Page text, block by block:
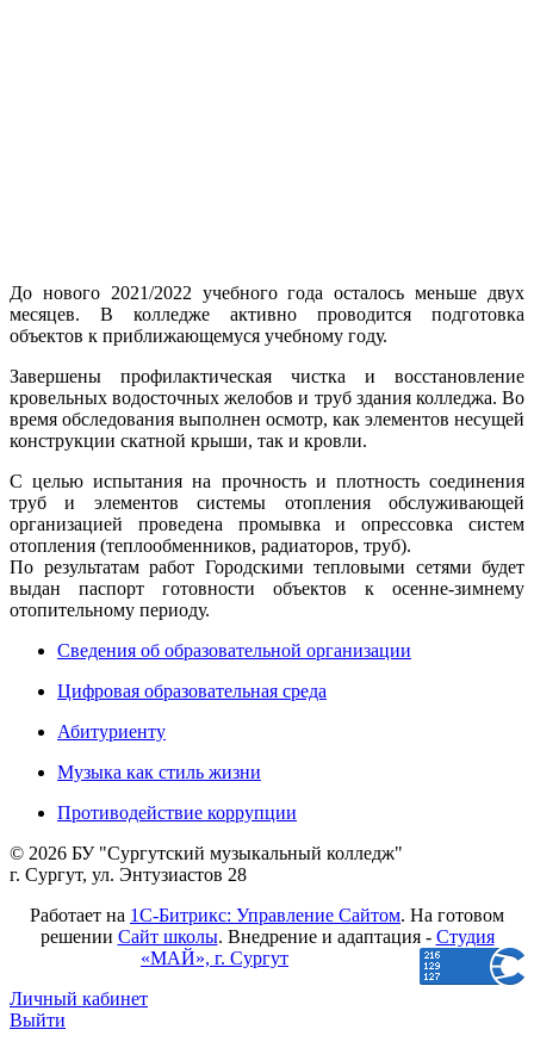
До нового 2021/2022 учебного года осталось меньше двух
месяцев. В колледже активно проводится подготовка
объектов к приближающемуся учебному году.
Завершены профилактическая чистка и восстановление
кровельных водосточных желобов и труб здания колледжа. Во
время обследования выполнен осмотр, как элементов несущей
конструкции скатной крыши, так и кровли.
С целью испытания на прочность и плотность соединения
труб и элементов системы отопления обслуживающей
организацией проведена промывка и опрессовка систем
отопления (теплообменников, радиаторов, труб).
По результатам работ Городскими тепловыми сетями будет
выдан паспорт готовности объектов к осенне-зимнему
отопительному периоду.
Сведения об образовательной организации
Цифровая образовательная среда
Абитуриенту
Музыка как стиль жизни
Противодействие коррупции
© 2026 БУ "Сургутский музыкальный колледж"
г. Сургут, ул. Энтузиастов 28
Работает на 1С-Битрикс: Управление Сайтом. На готовом
решении Сайт школы. Внедрение и адаптация - Студия
«МАЙ», г. Сургут
Личный кабинет
Выйти